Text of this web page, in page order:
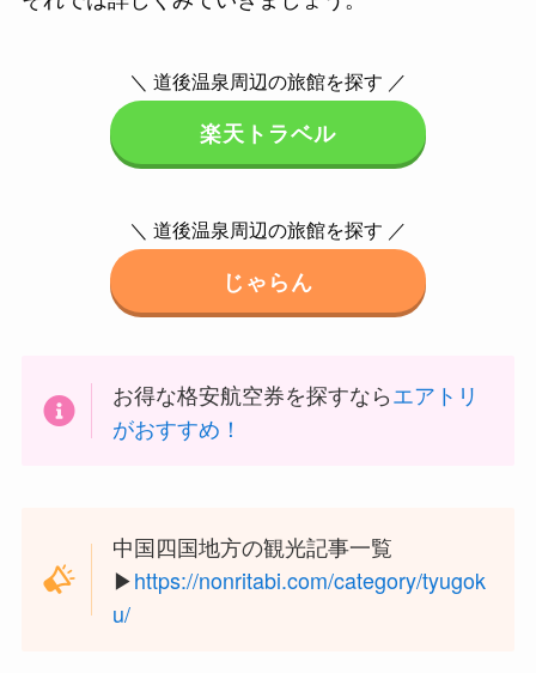
＼ 道後温泉周辺の旅館を探す ／
楽天トラベル
＼ 道後温泉周辺の旅館を探す ／
じゃらん
お得な格安航空券を探すならエアトリ
がおすすめ！
中国四国地方の観光記事一覧
▶︎https://nonritabi.com/category/tyugok
u/